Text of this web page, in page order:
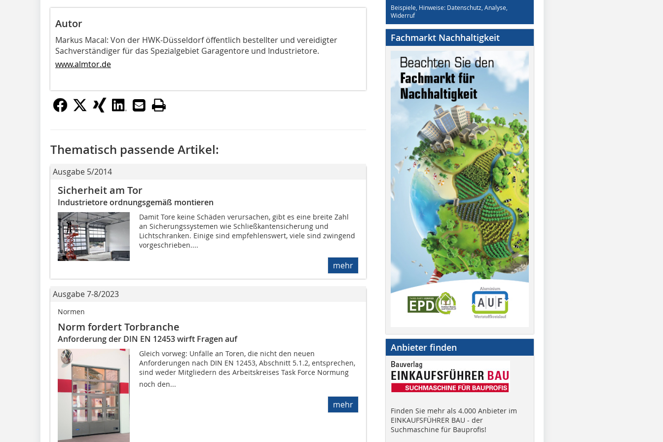
Autor
Markus Macal: Von der HWK-Düsseldorf öffentlich bestellter und vereidigter
Sachverständiger für das Spezialgebiet Garagentore und Industrietore.
www.almtor.de
Thematisch passende Artikel:
Ausgabe 5/2014
Sicherheit am Tor
Industrietore ordnungsgemäß montieren
Damit Tore keine Schäden verursachen, gibt es eine breite Zahl
an Sicherungssystemen wie Schließkantensicherung und
Lichtschranken. Einige sind empfehlenswert, viele sind zwingend
vorgeschrieben....
mehr
Ausgabe 7-8/2023
Normen
Norm fordert Torbranche
Anforderung der DIN EN 12453 wirft Fragen auf
Gleich vorweg: Unfälle an Toren, die nicht den neuen
Anforderungen nach DIN EN 12453, Abschnitt 5.1.2, entsprechen,
sind weder Mitgliedern des Arbeitskreises Task Force Normung
noch den...
mehr
Beispiele, Hinweise: Datenschutz, Analyse,
Widerruf
Fachmarkt Nachhaltigkeit
Anbieter finden
Finden Sie mehr als 4.000 Anbieter im
EINKAUFSFÜHRER BAU - der
Suchmaschine für Bauprofis!